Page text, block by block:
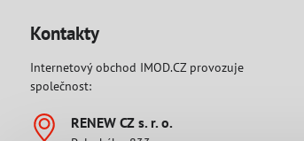
Kontakty
Internetový obchod IMOD.CZ provozuje
společnost:
RENEW CZ s​. r​. o​.